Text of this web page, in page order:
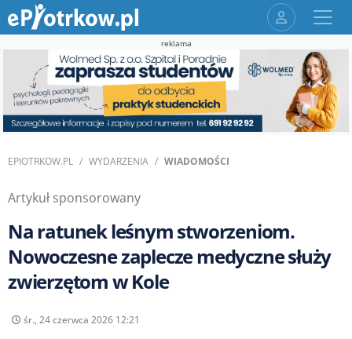
reklama
EPIOTRKOW.PL WYDARZENIA WIADOMOŚCI
Artykuł sponsorowany
Na ratunek leśnym stworzeniom.
Nowoczesne zaplecze medyczne służy
zwierzętom w Kole
śr., 24 czerwca 2026 12:21